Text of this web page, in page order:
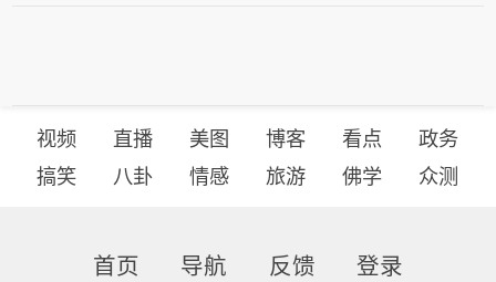
视频 直播 美图 博客 看点
政务
搞笑
八卦 情感 旅游 佛学 众测
首页 导航 反馈 登录